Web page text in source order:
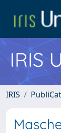
IRIS
IRIS